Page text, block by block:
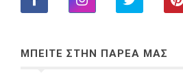
ΜΠΕΙΤΕ ΣΤΗΝ ΠΑΡΕΑ ΜΑΣ